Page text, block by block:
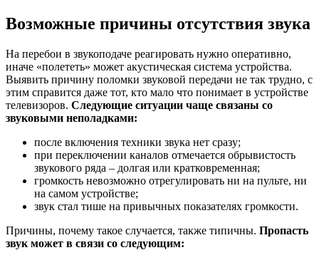
Возможные причины отсутствия звука
На перебои в звукоподаче реагировать нужно оперативно,
иначе «полететь» может акустическая система устройства.
Выявить причину поломки звуковой передачи не так трудно, с
этим справится даже тот, кто мало что понимает в устройстве
телевизоров. Следующие ситуации чаще связаны со
звуковыми неполадками:
после включения техники звука нет сразу;
при переключении каналов отмечается обрывистость
звукового ряда – долгая или кратковременная;
громкость невозможно отрегулировать ни на пульте, ни
на самом устройстве;
звук стал тише на привычных показателях громкости.
Причины, почему такое случается, также типичны. Пропасть
звук может в связи со следующим: